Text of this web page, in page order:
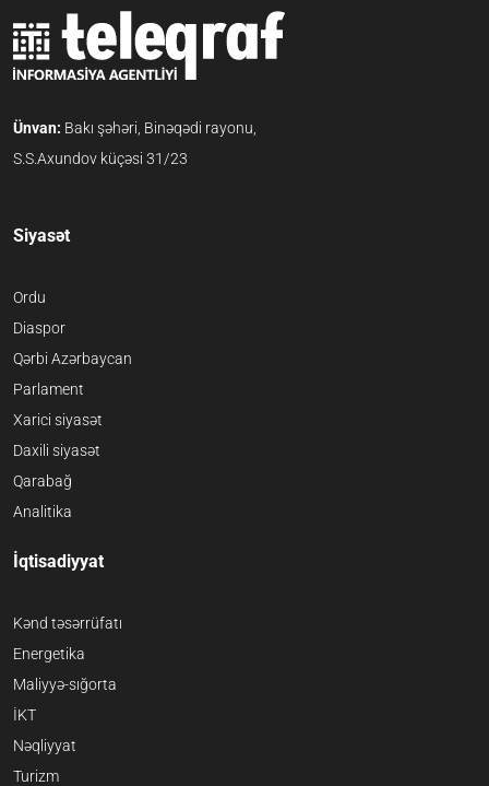
Ünvan: Bakı şəhəri, Binəqədi rayonu,
S.S.Axundov küçəsi 31/23
Siyasət
Ordu
Diaspor
Qərbi Azərbaycan
Parlament
Xarici siyasət
Daxili siyasət
Qarabağ
Analitika
İqtisadiyyat
Kənd təsərrüfatı
Energetika
Maliyyə-sığorta
İKT
Nəqliyyat
Turizm